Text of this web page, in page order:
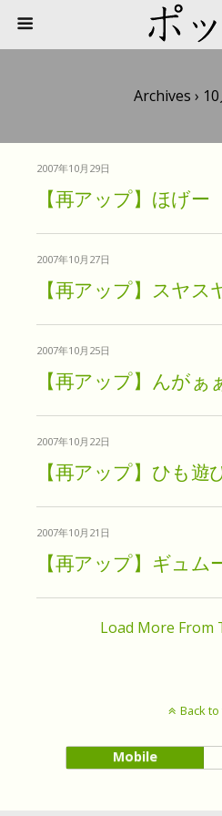
Archives ›
2007年10月29日
【再アップ】ほげー
2007年10月27日
【再アップ】スヤス
2007年10月25日
【再アップ】んがぁ
2007年10月22日
【再アップ】ひも遊
2007年10月21日
【再アップ】ギュム
Load More From
Back
Mobile